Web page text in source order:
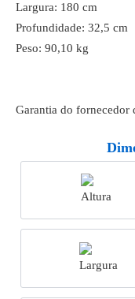
Largura: 180 cm
Profundidade: 32,5 cm
Peso: 90,10 kg
Garantia do fornecedor